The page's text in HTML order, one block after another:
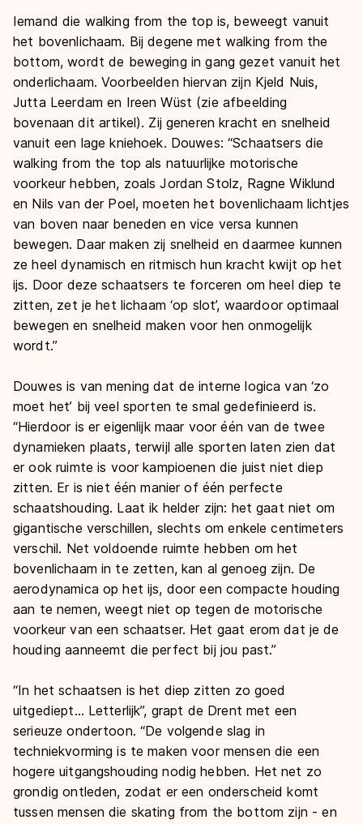
Iemand die walking from the top is, beweegt vanuit
het bovenlichaam. Bij degene met walking from the
bottom, wordt de beweging in gang gezet vanuit het
onderlichaam. Voorbeelden hiervan zijn Kjeld Nuis,
Jutta Leerdam en Ireen Wüst (zie afbeelding
bovenaan dit artikel). Zij generen kracht en snelheid
vanuit een lage kniehoek. Douwes: “Schaatsers die
walking from the top als natuurlijke motorische
voorkeur hebben, zoals Jordan Stolz, Ragne Wiklund
en Nils van der Poel, moeten het bovenlichaam lichtjes
van boven naar beneden en vice versa kunnen
bewegen. Daar maken zij snelheid en daarmee kunnen
ze heel dynamisch en ritmisch hun kracht kwijt op het
ijs. Door deze schaatsers te forceren om heel diep te
zitten, zet je het lichaam ‘op slot’, waardoor optimaal
bewegen en snelheid maken voor hen onmogelijk
wordt.”
Douwes is van mening dat de interne logica van ‘zo
moet het’ bij veel sporten te smal gedefinieerd is.
“Hierdoor is er eigenlijk maar voor één van de twee
dynamieken plaats, terwijl alle sporten laten zien dat
er ook ruimte is voor kampioenen die juist niet diep
zitten. Er is niet één manier of één perfecte
schaatshouding. Laat ik helder zijn: het gaat niet om
gigantische verschillen, slechts om enkele centimeters
verschil. Net voldoende ruimte hebben om het
bovenlichaam in te zetten, kan al genoeg zijn. De
aerodynamica op het ijs, door een compacte houding
aan te nemen, weegt niet op tegen de motorische
voorkeur van een schaatser. Het gaat erom dat je de
houding aanneemt die perfect bij jou past.”
“In het schaatsen is het diep zitten zo goed
uitgediept… Letterlijk”, grapt de Drent met een
serieuze ondertoon. “De volgende slag in
techniekvorming is te maken voor mensen die een
hogere uitgangshouding nodig hebben. Het net zo
grondig ontleden, zodat er een onderscheid komt
tussen mensen die skating from the bottom zijn - en